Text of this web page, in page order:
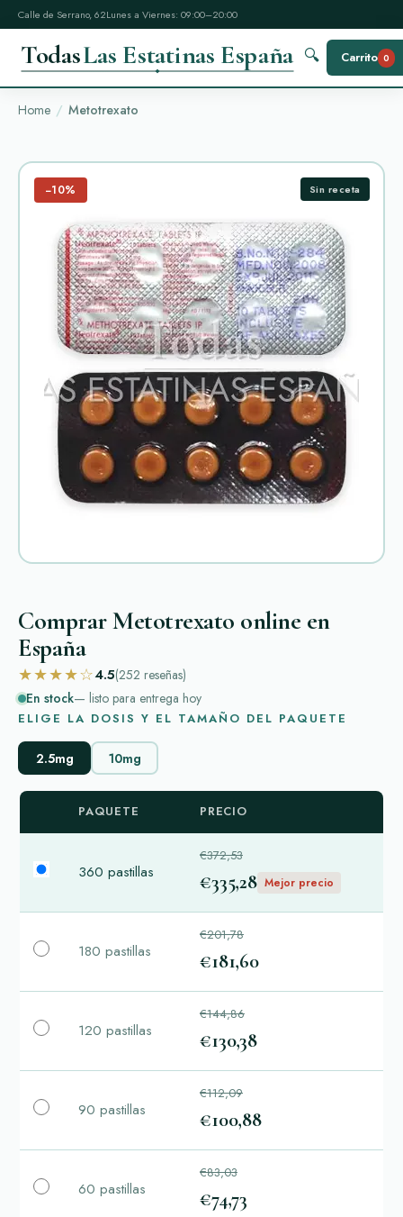
Calle de Serrano, 62Lunes a Viernes: 09:00–20:00
TodasLas Estatinas España 🔍 Carrito 0
Home Metotrexato
−10% Sin receta
Comprar Metotrexato online en
España
★★★★☆4.5(252 reseñas)
En stock— listo para entrega hoy
ELIGE LA DOSIS Y EL TAMAÑO DEL PAQUETE
2.5mg 10mg
PAQUETE PRECIO
360 pastillas
€372,53
€335,28 Mejor precio
180 pastillas
€201,78
€181,60
120 pastillas
€144,86
€130,38
90 pastillas
€112,09
€100,88
60 pastillas
€83,03
€74,73